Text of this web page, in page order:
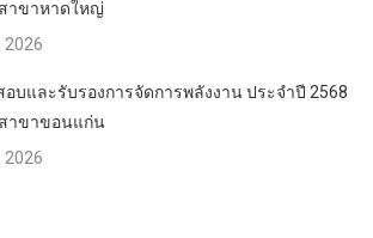
าขาหาดใหญ่
2026
อบและรับรองการจัดการพลังงาน ประจำปี 2568
สาขาขอนแก่น
2026